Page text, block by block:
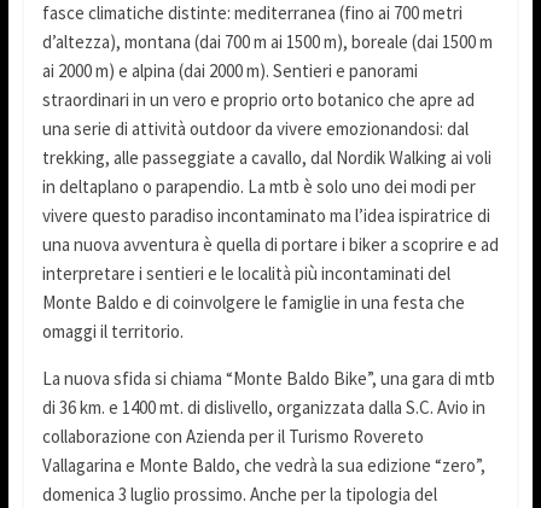
fasce climatiche distinte: mediterranea (fino ai 700 metri
d’altezza), montana (dai 700 m ai 1500 m), boreale (dai 1500 m
ai 2000 m) e alpina (dai 2000 m). Sentieri e panorami
straordinari in un vero e proprio orto botanico che apre ad
una serie di attività outdoor da vivere emozionandosi: dal
trekking, alle passeggiate a cavallo, dal Nordik Walking ai voli
in deltaplano o parapendio. La mtb è solo uno dei modi per
vivere questo paradiso incontaminato ma l’idea ispiratrice di
una nuova avventura è quella di portare i biker a scoprire e ad
interpretare i sentieri e le località più incontaminati del
Monte Baldo e di coinvolgere le famiglie in una festa che
omaggi il territorio.
La nuova sfida si chiama “Monte Baldo Bike”, una gara di mtb
di 36 km. e 1400 mt. di dislivello, organizzata dalla S.C. Avio in
collaborazione con Azienda per il Turismo Rovereto
Vallagarina e Monte Baldo, che vedrà la sua edizione “zero”,
domenica 3 luglio prossimo. Anche per la tipologia del